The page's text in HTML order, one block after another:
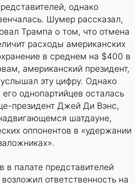
однако
Шумер рассказал,
Трампа о том, что отмена
расходы американских
в среднем на $400 в
американский президент,
эту цифру. Однако
однопартийцев осталась
президент Джей Ди Вэнс,
шатдауне,
оппонентов в «удержании
в палате представителей
ответственность на